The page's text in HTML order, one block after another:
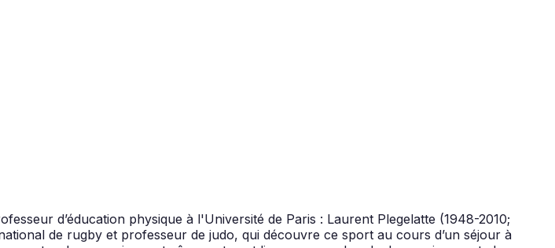
d’éducation physique à l'Université de Paris : Laurent Plegelatte (1948-2010;
de rugby et professeur de judo, qui découvre ce sport au cours d’un séjour à